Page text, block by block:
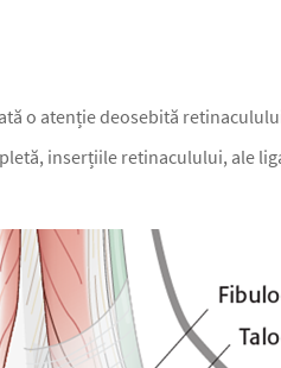
o atenție deosebită
inserțiile retinaculului, ale